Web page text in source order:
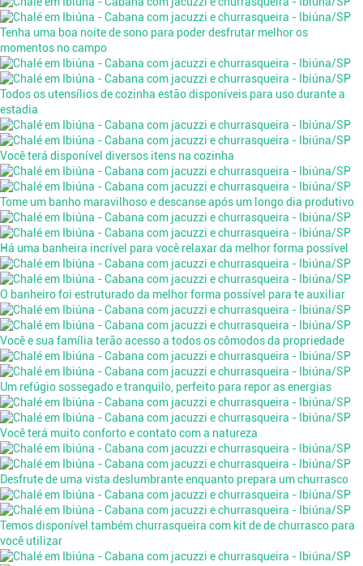
Tenha uma boa noite de sono para poder desfrutar melhor os
momentos no campo
Todos os utensílios de cozinha estão disponíveis para uso durante a
estadia
Você terá disponível diversos itens na cozinha
Tome um banho maravilhoso e descanse após um longo dia produtivo
Há uma banheira incrível para você relaxar da melhor forma possível
O banheiro foi estruturado da melhor forma possível para te auxiliar
Você e sua família terão acesso a todos os cômodos da propriedade
Um refúgio sossegado e tranquilo, perfeito para repor as energias
Você terá muito conforto e contato com a natureza
Desfrute de uma vista deslumbrante enquanto prepara um churrasco
Temos disponível também churrasqueira com kit de de churrasco para
você utilizar